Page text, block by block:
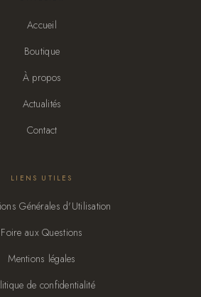
Accueil
Boutique
À propos
Actualités
Contact
LIENS UTILES
Générales d'Utilisation
Foire aux Questions
Mentions légales
de confidentialité